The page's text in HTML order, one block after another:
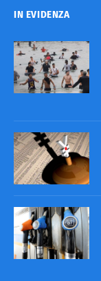
IN EVIDENZA